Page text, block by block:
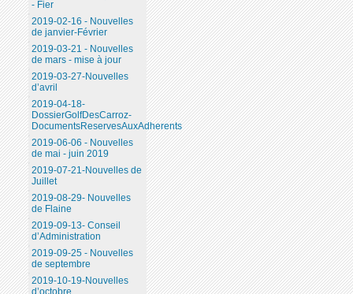
- Fier
2019-02-16 - Nouvelles
de janvier-Février
2019-03-21 - Nouvelles
de mars - mise à jour
2019-03-27-Nouvelles
d’avril
2019-04-18-
DossierGolfDesCarroz-
DocumentsReservesAuxAdherents
2019-06-06 - Nouvelles
de mai - juin 2019
2019-07-21-Nouvelles de
Juillet
2019-08-29- Nouvelles
de Flaine
2019-09-13- Conseil
d’Administration
2019-09-25 - Nouvelles
de septembre
2019-10-19-Nouvelles